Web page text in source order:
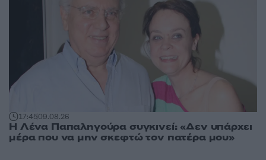
17:4509.08.26
Η Λένα Παπαληγούρα συγκινεί: «Δεν υπάρχει
μέρα που να μην σκεφτώ τον πατέρα μου»